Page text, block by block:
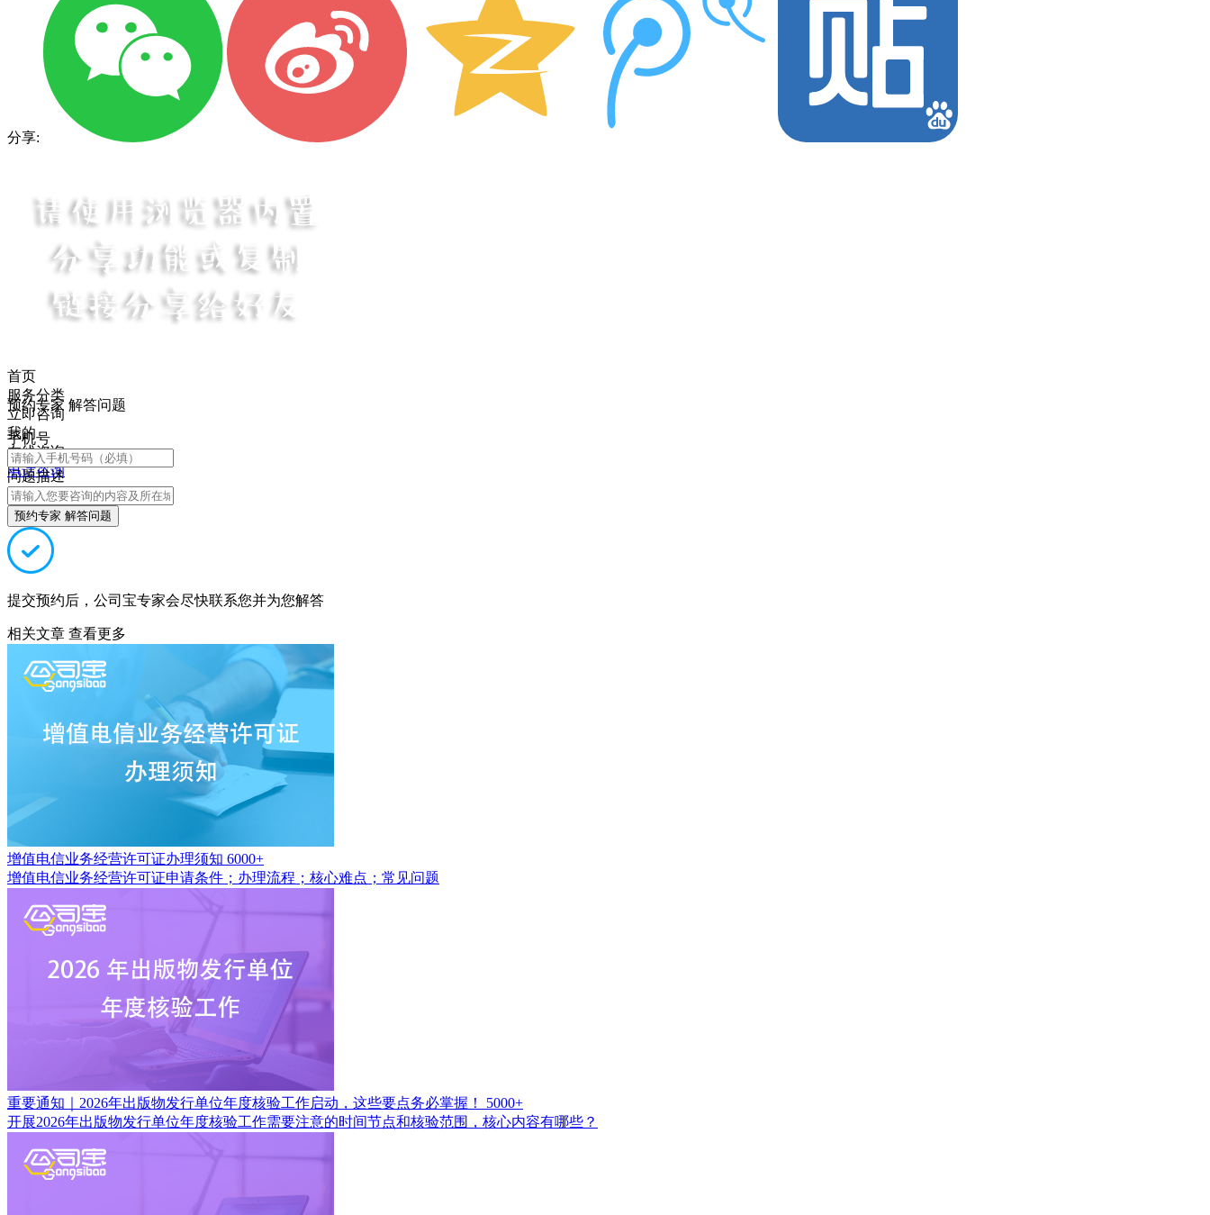
分享:
首页
服务分类
立即咨询
我的
在线咨询
电话咨询
预约专家 解答问题
手机号
问题描述
预约专家 解答问题
提交预约后，公司宝专家会尽快联系您并为您解答
相关文章 查看更多
增值电信业务经营许可证办理须知 6000+
增值电信业务经营许可证申请条件；办理流程；核心难点；常见问题
重要通知｜2026年出版物发行单位年度核验工作启动，这些要点务必掌握！
5000+
开展2026年出版物发行单位年度核验工作需要注意的时间节点和核验范围，核心内容有哪些？